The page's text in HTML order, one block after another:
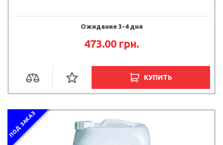
Ожидание 3-4 дня
473.00 грн.
КУПИТЬ
ПОД ЗАКАЗ